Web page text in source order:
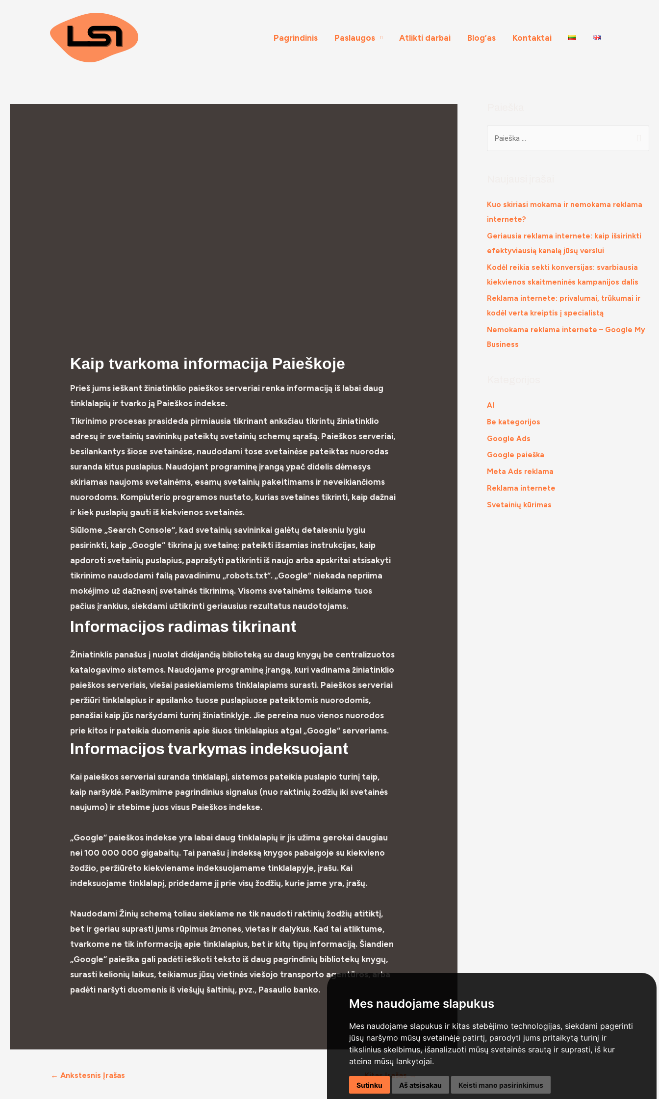
Mes naudojame slapukus
Mes naudojame slapukus ir kitas stebėjimo technologijas, siekdami pagerinti
jūsų naršymo mūsų svetainėje patirtį, parodyti jums pritaikytą turinį ir
tikslinius skelbimus, išanalizuoti mūsų svetainės srautą ir suprasti, iš kur
ateina mūsų lankytojai.
Sutinku Aš atsisakau Keisti mano pasirinkimus
Pagrindinis Paslaugos Atlikti darbai Blog’as Kontaktai
Kaip tvarkoma informacija Paieškoje
Prieš jums ieškant žiniatinklio paieškos serveriai renka informaciją iš labai daug
tinklalapių ir tvarko ją Paieškos indekse.
Tikrinimo procesas prasideda pirmiausia tikrinant anksčiau tikrintų žiniatinklio
adresų ir svetainių savininkų pateiktų svetainių schemų sąrašą. Paieškos serveriai,
besilankantys šiose svetainėse, naudodami tose svetainėse pateiktas nuorodas
suranda kitus puslapius. Naudojant programinę įrangą ypač didelis dėmesys
skiriamas naujoms svetainėms, esamų svetainių pakeitimams ir neveikiančioms
nuorodoms. Kompiuterio programos nustato, kurias svetaines tikrinti, kaip dažnai
ir kiek puslapių gauti iš kiekvienos svetainės.
Siūlome „Search Console“, kad svetainių savininkai galėtų detalesniu lygiu
pasirinkti, kaip „Google“ tikrina jų svetainę: pateikti išsamias instrukcijas, kaip
apdoroti svetainių puslapius, paprašyti patikrinti iš naujo arba apskritai atsisakyti
tikrinimo naudodami failą pavadinimu „robots.txt“. „Google“ niekada nepriima
mokėjimo už dažnesnį svetainės tikrinimą. Visoms svetainėms teikiame tuos
pačius įrankius, siekdami užtikrinti geriausius rezultatus naudotojams.
Informacijos radimas tikrinant
Žiniatinklis panašus į nuolat didėjančią biblioteką su daug knygų be centralizuotos
katalogavimo sistemos. Naudojame programinę įrangą, kuri vadinama žiniatinklio
paieškos serveriais, viešai pasiekiamiems tinklalapiams surasti. Paieškos serveriai
peržiūri tinklalapius ir apsilanko tuose puslapiuose pateiktomis nuorodomis,
panašiai kaip jūs naršydami turinį žiniatinklyje. Jie pereina nuo vienos nuorodos
prie kitos ir pateikia duomenis apie šiuos tinklalapius atgal „Google“ serveriams.
Informacijos tvarkymas indeksuojant
Kai paieškos serveriai suranda tinklalapį, sistemos pateikia puslapio turinį taip,
kaip naršyklė. Pasižymime pagrindinius signalus (nuo raktinių žodžių iki svetainės
naujumo) ir stebime juos visus Paieškos indekse.
„Google“ paieškos indekse yra labai daug tinklalapių ir jis užima gerokai daugiau
nei 100 000 000 gigabaitų. Tai panašu į indeksą knygos pabaigoje su kiekvieno
žodžio, peržiūrėto kiekviename indeksuojamame tinklalapyje, įrašu. Kai
indeksuojame tinklalapį, pridedame jį prie visų žodžių, kurie jame yra, įrašų.
Naudodami Žinių schemą toliau siekiame ne tik naudoti raktinių žodžių atitiktį,
bet ir geriau suprasti jums rūpimus žmones, vietas ir dalykus. Kad tai atliktume,
tvarkome ne tik informaciją apie tinklalapius, bet ir kitų tipų informaciją. Šiandien
„Google“ paieška gali padėti ieškoti teksto iš daug pagrindinių bibliotekų knygų,
surasti kelionių laikus, teikiamus jūsų vietinės viešojo transporto agentūros, arba
padėti naršyti duomenis iš viešųjų šaltinių, pvz., Pasaulio banko.
← Ankstesnis Įrašas Kitas Įrašas→
Kuo skiriasi mokama ir nemokama reklama
internete?
Geriausia reklama internete: kaip išsirinkti
efektyviausią kanalą jūsų verslui
Kodėl reikia sekti konversijas: svarbiausia
kiekvienos skaitmeninės kampanijos dalis
Reklama internete: privalumai, trūkumai ir
kodėl verta kreiptis į specialistą
Nemokama reklama internete – Google My
Business
AI
Be kategorijos
Google Ads
Google paieška
Meta Ads reklama
Reklama internete
Svetainių kūrimas